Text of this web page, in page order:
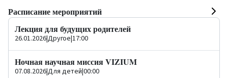
Расписание мероприятий
Лекция для будущих родителей
26.01.2026|Другое|17:00
Ночная научная миссия VIZIUM
07.08.2026|Для детей|00:00